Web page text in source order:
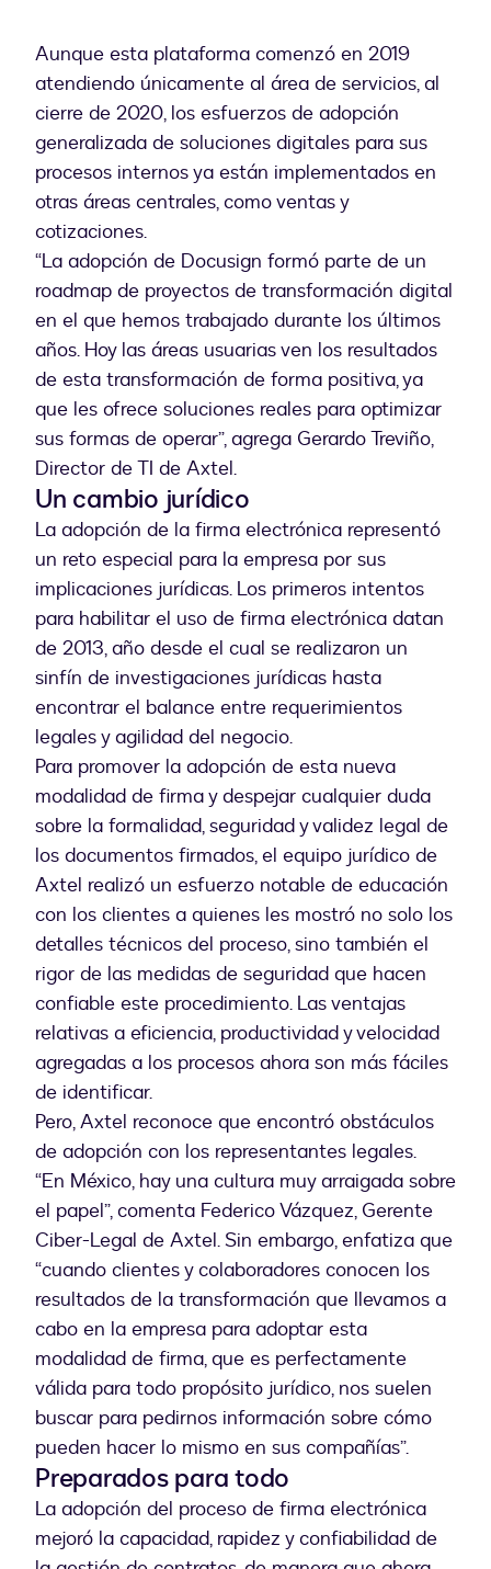
Aunque esta plataforma comenzó en 2019
atendiendo únicamente al área de servicios, al
cierre de 2020, los esfuerzos de adopción
generalizada de soluciones digitales para sus
procesos internos ya están implementados en
otras áreas centrales, como ventas y
cotizaciones.
“La adopción de Docusign formó parte de un
roadmap de proyectos de transformación digital
en el que hemos trabajado durante los últimos
años. Hoy las áreas usuarias ven los resultados
de esta transformación de forma positiva, ya
que les ofrece soluciones reales para optimizar
sus formas de operar”, agrega Gerardo Treviño,
Director de TI de Axtel.
Un cambio jurídico
La adopción de la firma electrónica representó
un reto especial para la empresa por sus
implicaciones jurídicas. Los primeros intentos
para habilitar el uso de firma electrónica datan
de 2013, año desde el cual se realizaron un
sinfín de investigaciones jurídicas hasta
encontrar el balance entre requerimientos
legales y agilidad del negocio.
Para promover la adopción de esta nueva
modalidad de firma y despejar cualquier duda
sobre la formalidad, seguridad y validez legal de
los documentos firmados, el equipo jurídico de
Axtel realizó un esfuerzo notable de educación
con los clientes a quienes les mostró no solo los
detalles técnicos del proceso, sino también el
rigor de las medidas de seguridad que hacen
confiable este procedimiento. Las ventajas
relativas a eficiencia, productividad y velocidad
agregadas a los procesos ahora son más fáciles
de identificar.
Pero, Axtel reconoce que encontró obstáculos
de adopción con los representantes legales.
“En México, hay una cultura muy arraigada sobre
el papel”, comenta Federico Vázquez, Gerente
Ciber-Legal de Axtel. Sin embargo, enfatiza que
“cuando clientes y colaboradores conocen los
resultados de la transformación que llevamos a
cabo en la empresa para adoptar esta
modalidad de firma, que es perfectamente
válida para todo propósito jurídico, nos suelen
buscar para pedirnos información sobre cómo
pueden hacer lo mismo en sus compañías”.
Preparados para todo
La adopción del proceso de firma electrónica
mejoró la capacidad, rapidez y confiabilidad de